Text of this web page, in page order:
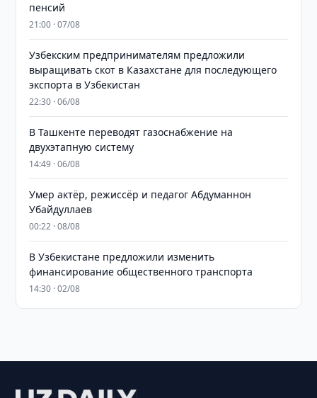
пенсий
21:00 · 07/08
Узбекским предпринимателям предложили
выращивать скот в Казахстане для последующего
экспорта в Узбекистан
22:30 · 06/08
В Ташкенте переводят газоснабжение на
двухэтапную систему
14:49 · 06/08
Умер актёр, режиссёр и педагог Абдуманнон
Убайдуллаев
00:22 · 08/08
В Узбекистане предложили изменить
финансирование общественного транспорта
14:30 · 02/08